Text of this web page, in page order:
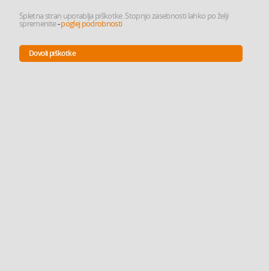
Spletna stran uporablja piškotke. Stopnjo zasebnosti lahko po želji
spremenite-poglej podrobnosti
Dovoli piškotke